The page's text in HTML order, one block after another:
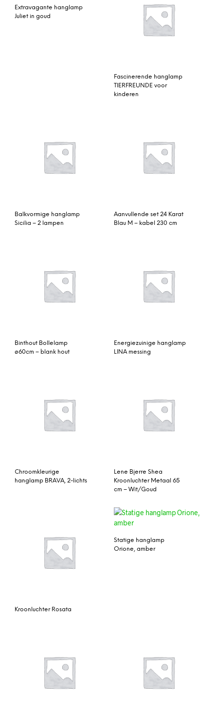
Extravagante hanglamp
Juliet in goud
Fascinerende hanglamp
TIERFREUNDE voor
kinderen
Balkvormige hanglamp
Sicilia – 2 lampen
Aanvullende set 24 Karat
Blau M – kabel 230 cm
Binthout Bollelamp
ø60cm – blank hout
Energiezuinige hanglamp
LINA messing
Chroomkleurige
hanglamp BRAVA, 2-lichts
Lene Bjerre Shea
Kroonluchter Metaal 65
cm – Wit/Goud
Kroonluchter Rosata
Statige hanglamp
Orione, amber